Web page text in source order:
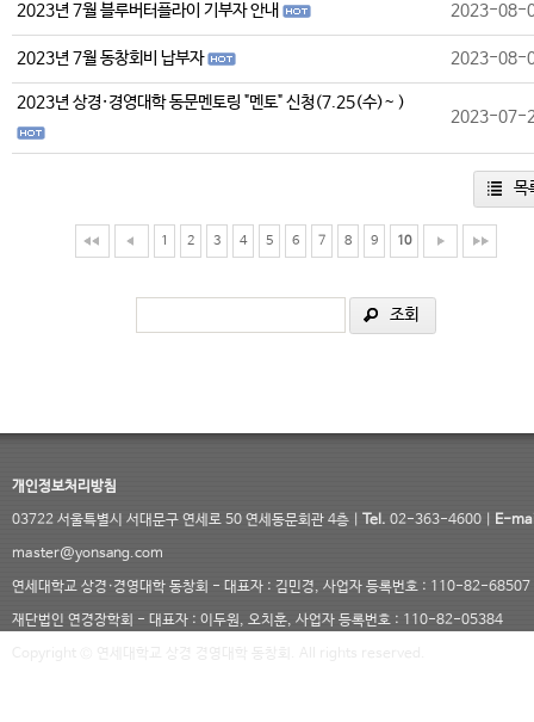
2023년 7월 블루버터플라이 기부자 안내 2023-08-
2023년 7월 동창회비 납부자 2023-08-
2023년 상경·경영대학 동문멘토링 "멘토" 신청(7.25(수)~ )
2023-07-
목
1 2 3 4 5 6 7 8 9 10
조회
개인정보처리방침
03722 서울특별시 서대문구 연세로 50 연세동문회관 4층 | Tel. 02-363-4600 |
E-
master@yonsang.com
연세대학교 상경·경영대학 동창회 - 대표자 : 김민경, 사업자 등록번호 : 110-82-68507
재단법인 연경장학회 - 대표자 : 이두원, 오치훈, 사업자 등록번호 : 110-82-05384